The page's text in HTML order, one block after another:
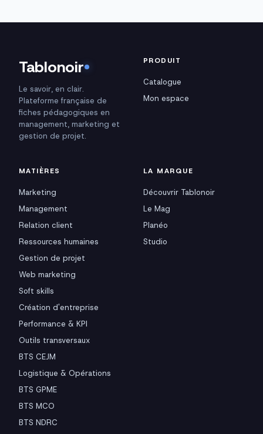
Tablonoir
Le savoir, en clair.
Plateforme française de
fiches pédagogiques en
management, marketing et
gestion de projet.
PRODUIT
Catalogue
Mon espace
MATIÈRES
Marketing
Management
Relation client
Ressources humaines
Gestion de projet
Web marketing
Soft skills
Création d'entreprise
Performance & KPI
Outils transversaux
BTS CEJM
Logistique & Opérations
BTS GPME
BTS MCO
BTS NDRC
LA MARQUE
Découvrir Tablonoir
Le Mag
Planéo
Studio